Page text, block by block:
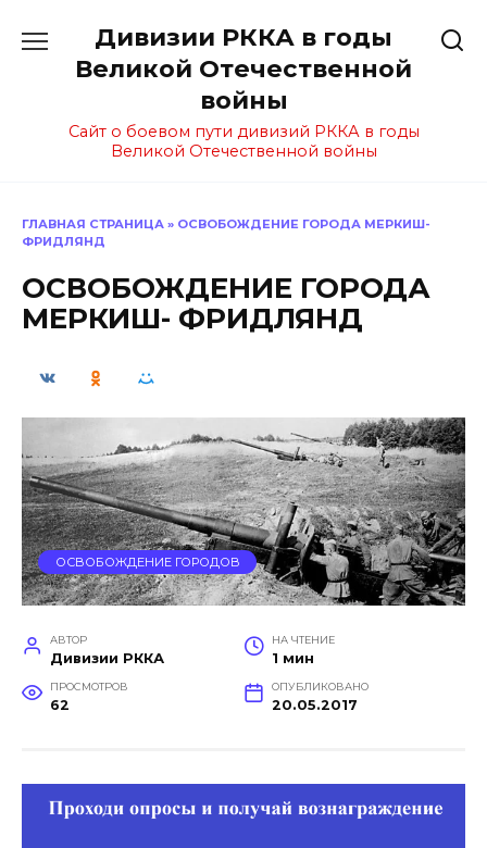
содержанию
Дивизии РККА в годы
Великой Отечественной
войны
Сайт о боевом пути дивизий РККА в годы
Великой Отечественной войны
ГЛАВНАЯ СТРАНИЦА » ОСВОБОЖДЕНИЕ ГОРОДА МЕРКИШ-
ФРИДЛЯНД
ОСВОБОЖДЕНИЕ ГОРОДА
МЕРКИШ- ФРИДЛЯНД
ОСВОБОЖДЕНИЕ ГОРОДОВ
АВТОР
Дивизии РККА
НА ЧТЕНИЕ
1 мин
ПРОСМОТРОВ
62
ОПУБЛИКОВАНО
20.05.2017